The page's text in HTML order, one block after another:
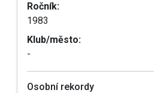
Ročník:
1983
Klub/město:
-
Osobní rekordy